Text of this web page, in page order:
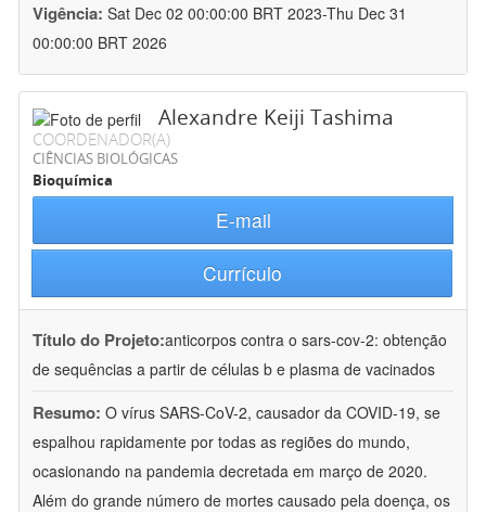
Vigência: Sat Dec 02 00:00:00 BRT 2023-Thu Dec 31
00:00:00 BRT 2026
Alexandre Keiji Tashima
COORDENADOR(A)
CIÊNCIAS BIOLÓGICAS
Bioquímica
E-mail
Currículo
Título do Projeto:anticorpos contra o sars-cov-2: obtenção
de sequências a partir de células b e plasma de vacinados
Resumo: O vírus SARS-CoV-2, causador da COVID-19, se
espalhou rapidamente por todas as regiões do mundo,
ocasionando na pandemia decretada em março de 2020.
Além do grande número de mortes causado pela doença, os